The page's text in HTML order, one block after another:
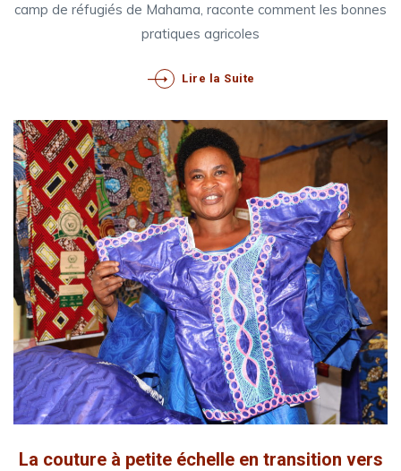
camp de réfugiés de Mahama, raconte comment les bonnes
pratiques agricoles
Lire la Suite
La couture à petite échelle en transition vers